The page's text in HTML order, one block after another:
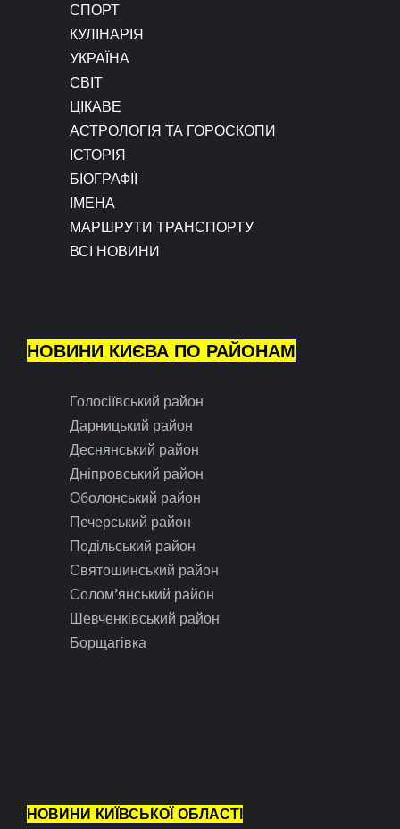
СПОРТ
КУЛІНАРІЯ
УКРАЇНА
СВІТ
ЦІКАВЕ
АСТРОЛОГІЯ ТА ГОРОСКОПИ
ІСТОРІЯ
БІОГРАФІЇ
ІМЕНА
МАРШРУТИ ТРАНСПОРТУ
ВСІ НОВИНИ
НОВИНИ КИЄВА ПО РАЙОНАМ
Голосіївський район
Дарницький район
Деснянський район
Дніпровський район
Оболонський район
Печерський район
Подільський район
Святошинський район
Солом’янський район
Шевченківський район
Борщагівка
НОВИНИ КИЇВСЬКОЇ ОБЛАСТІ